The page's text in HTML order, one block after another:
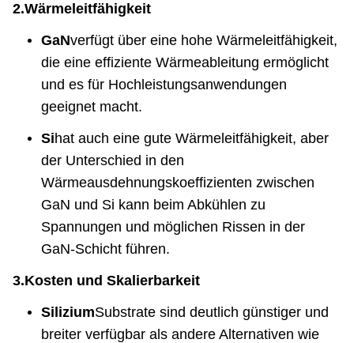
2.Wärmeleitfähigkeit
GaNverfügt über eine hohe Wärmeleitfähigkeit,
die eine effiziente Wärmeableitung ermöglicht
und es für Hochleistungsanwendungen
geeignet macht.
Sihat auch eine gute Wärmeleitfähigkeit, aber
der Unterschied in den
Wärmeausdehnungskoeffizienten zwischen
GaN und Si kann beim Abkühlen zu
Spannungen und möglichen Rissen in der
GaN-Schicht führen.
3.Kosten und Skalierbarkeit
SiliziumSubstrate sind deutlich günstiger und
breiter verfügbar als andere Alternativen wie